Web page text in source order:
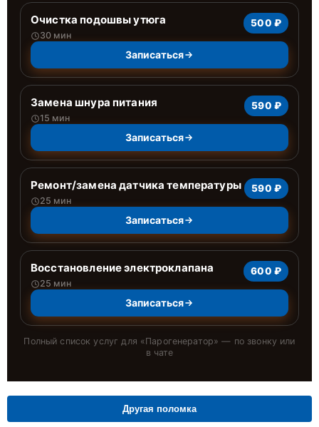
Очистка подошвы утюга
30 мин
500 ₽
Записаться
Замена шнура питания
15 мин
590 ₽
Записаться
Ремонт/замена датчика температуры
25 мин
590 ₽
Записаться
Восстановление электроклапана
25 мин
600 ₽
Записаться
Полный список услуг для «Парогенератор» — по звонку или
в чате
Другая поломка